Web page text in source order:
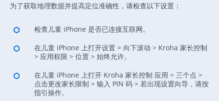
为了获取地理数据并提高定位准确性，请检查以下设置：
检查儿童 iPhone 是否已连接互联网。
在儿童 iPhone 上打开设置 > 向下滚动 > Kroha 家长控制
> 应用权限 > 位置 > 始终允许。
在儿童 iPhone 上打开 Kroha 家长控制 应用 > 三个点 >
点击更改家长限制 > 输入 PIN 码 > 若出现设置向导，请按
指引操作。